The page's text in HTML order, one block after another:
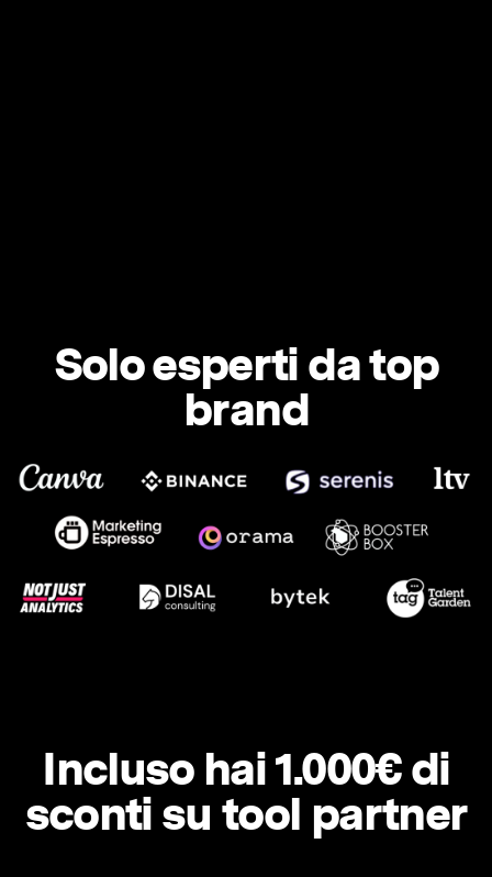
Solo esperti da top
brand
Incluso hai 1.000€ di
sconti su tool partner